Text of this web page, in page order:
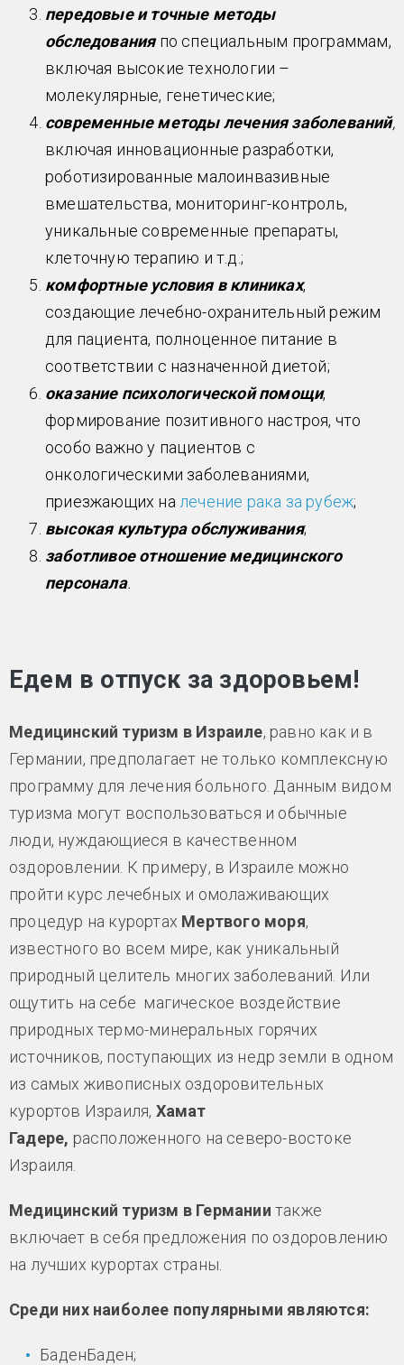
передовые и точные методы
обследованияпо специальным программам,
включая высокие технологии –
молекулярные, генетические;
современные методы лечения заболеваний,
включая инновационные разработки,
роботизированные малоинвазивные
вмешательства, мониторинг-контроль,
уникальные современные препараты,
клеточную терапию и т.д.;
комфортные условия в клиниках,
создающие лечебно-охранительный режим
для пациента, полноценное питание в
соответствии с назначенной диетой;
оказание психологической помощи,
формирование позитивного настроя, что
особо важно у пациентов с
онкологическими заболеваниями,
приезжающих на лечение рака за рубеж;
высокая культура обслуживания;
заботливое отношение медицинского
персонала.
Едем в отпуск за здоровьем!
Медицинский туризм в Израиле, равно как и в
Германии, предполагает не только комплексную
программу для лечения больного. Данным видом
туризма могут воспользоваться и обычные
люди, нуждающиеся в качественном
оздоровлении. К примеру, в Израиле можно
пройти курс лечебных и омолаживающих
процедур на курортах Мертвого моря,
известного во всем мире, как уникальный
природный целитель многих заболеваний. Или
ощутить на себе магическое воздействие
природных термо-минеральных горячих
источников, поступающих из недр земли в одном
из самых живописных оздоровительных
курортов Израиля, Хамат
Гадере, расположенного на северо-востоке
Израиля.
Медицинский туризм в Германии также
включает в себя предложения по оздоровлению
на лучших курортах страны.
Среди них наиболее популярными являются:
БаденБаден;